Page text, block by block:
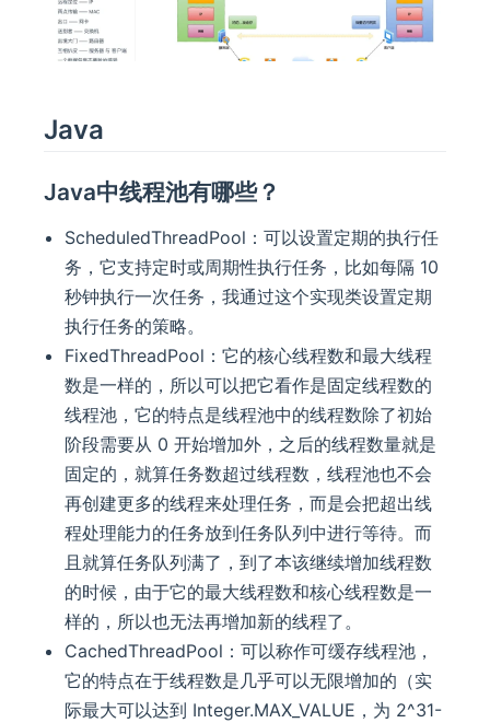
Java
Java中线程池有哪些？
ScheduledThreadPool：可以设置定期的执行任
务，它支持定时或周期性执行任务，比如每隔 10
秒钟执行一次任务，我通过这个实现类设置定期
执行任务的策略。
FixedThreadPool：它的核心线程数和最大线程
数是一样的，所以可以把它看作是固定线程数的
线程池，它的特点是线程池中的线程数除了初始
阶段需要从 0 开始增加外，之后的线程数量就是
固定的，就算任务数超过线程数，线程池也不会
再创建更多的线程来处理任务，而是会把超出线
程处理能力的任务放到任务队列中进行等待。而
且就算任务队列满了，到了本该继续增加线程数
的时候，由于它的最大线程数和核心线程数是一
样的，所以也无法再增加新的线程了。
CachedThreadPool：可以称作可缓存线程池，
它的特点在于线程数是几乎可以无限增加的（实
际最大可以达到 Integer.MAX_VALUE，为 2^31-